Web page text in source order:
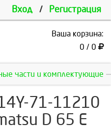
Вход / Регистрация
Ваша корзина:
0 / 0
части и комплектующие
71-11210
D 65 Е